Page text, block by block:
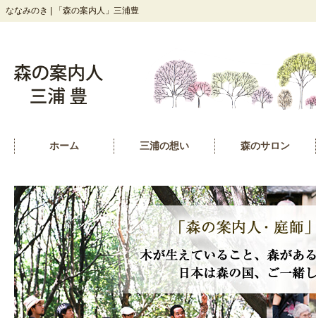
ななみのき | 「森の案内人」三浦豊
ホーム 三浦の想い 森のサロン